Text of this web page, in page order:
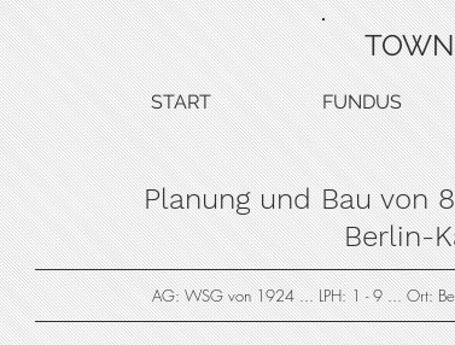
START FUNDUS
Planung und Bau von
Berlin-
AG: WSG von 1924 ... LPH: 1 - 9 ... Ort: